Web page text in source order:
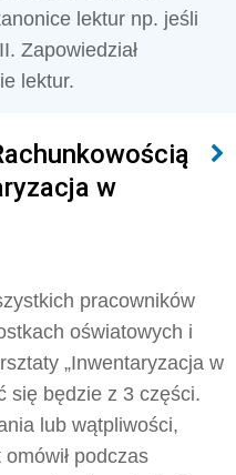
lektur np. jeśli
Zapowiedział
lektur.
w
pracowników
oświatowych i
„Inwentaryzacja w
się będzie z 3 części.
lub wątpliwości,
podczas